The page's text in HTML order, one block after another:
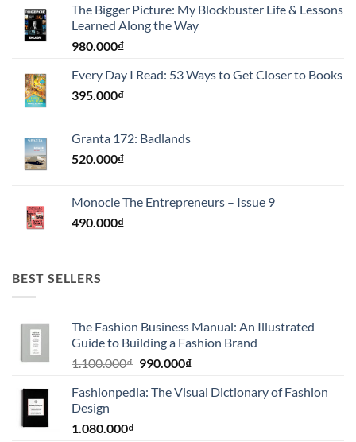
The Bigger Picture: My Blockbuster Life & Lessons
Learned Along the Way
980.000₫
Every Day I Read: 53 Ways to Get Closer to Books
395.000₫
Granta 172: Badlands
520.000₫
Monocle The Entrepreneurs – Issue 9
490.000₫
BEST SELLERS
The Fashion Business Manual: An Illustrated
Guide to Building a Fashion Brand
1.100.000₫ Giá
là:
990.000₫Giá
tại
Fashionpedia: The Visual Dictionary of Fashion
Design
1.080.000₫